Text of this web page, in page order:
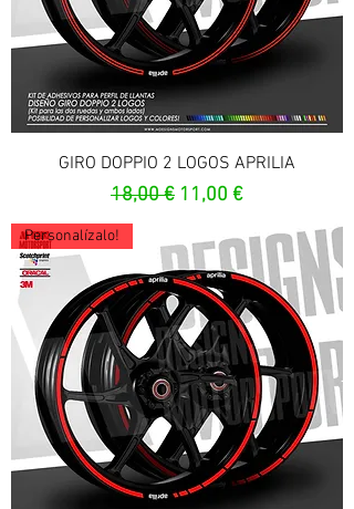
GIRO DOPPIO 2 LOGOS APRILIA
Prezzo regolare
18,00 € Prezzo scontato
11,00 €
Personalízalo!